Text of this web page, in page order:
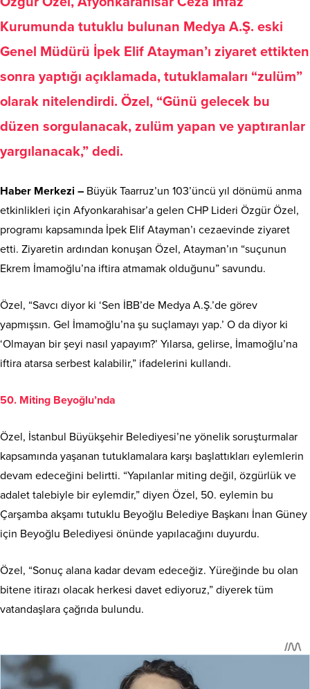
Kurumunda tutuklu bulunan Medya A.Ş. eski
Genel Müdürü İpek Elif Atayman’ı ziyaret ettikten
sonra yaptığı açıklamada, tutuklamaları “zulüm”
olarak nitelendirdi. Özel, “Günü gelecek bu
düzen sorgulanacak, zulüm yapan ve yaptıranlar
yargılanacak,” dedi.
Haber Merkezi – Büyük Taarruz’un 103’üncü yıl dönümü anma
etkinlikleri için Afyonkarahisar’a gelen CHP Lideri Özgür Özel,
programı kapsamında İpek Elif Atayman’ı cezaevinde ziyaret
etti. Ziyaretin ardından konuşan Özel, Atayman’ın “suçunun
Ekrem İmamoğlu’na iftira atmamak olduğunu” savundu.
Özel, “Savcı diyor ki ‘Sen İBB’de Medya A.Ş.’de görev
yapmışsın. Gel İmamoğlu’na şu suçlamayı yap.’ O da diyor ki
‘Olmayan bir şeyi nasıl yapayım?’ Yılarsa, gelirse, İmamoğlu’na
iftira atarsa serbest kalabilir,” ifadelerini kullandı.
50. Miting Beyoğlu’nda
Özel, İstanbul Büyükşehir Belediyesi’ne yönelik soruşturmalar
kapsamında yaşanan tutuklamalara karşı başlattıkları eylemlerin
devam edeceğini belirtti. “Yapılanlar miting değil, özgürlük ve
adalet talebiyle bir eylemdir,” diyen Özel, 50. eylemin bu
Çarşamba akşamı tutuklu Beyoğlu Belediye Başkanı İnan Güney
için Beyoğlu Belediyesi önünde yapılacağını duyurdu.
Özel, “Sonuç alana kadar devam edeceğiz. Yüreğinde bu olan
bitene itirazı olacak herkesi davet ediyoruz,” diyerek tüm
vatandaşlara çağrıda bulundu.